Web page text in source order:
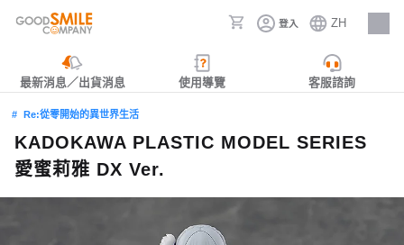
登入 ZH
人才招募
最新消息／出貨消息 使用導覽 客服諮詢
Re:從零開始的異世界生活
KADOKAWA PLASTIC MODEL SERIES
愛蜜莉雅 DX Ver.